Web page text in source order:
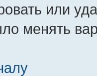
или
менять